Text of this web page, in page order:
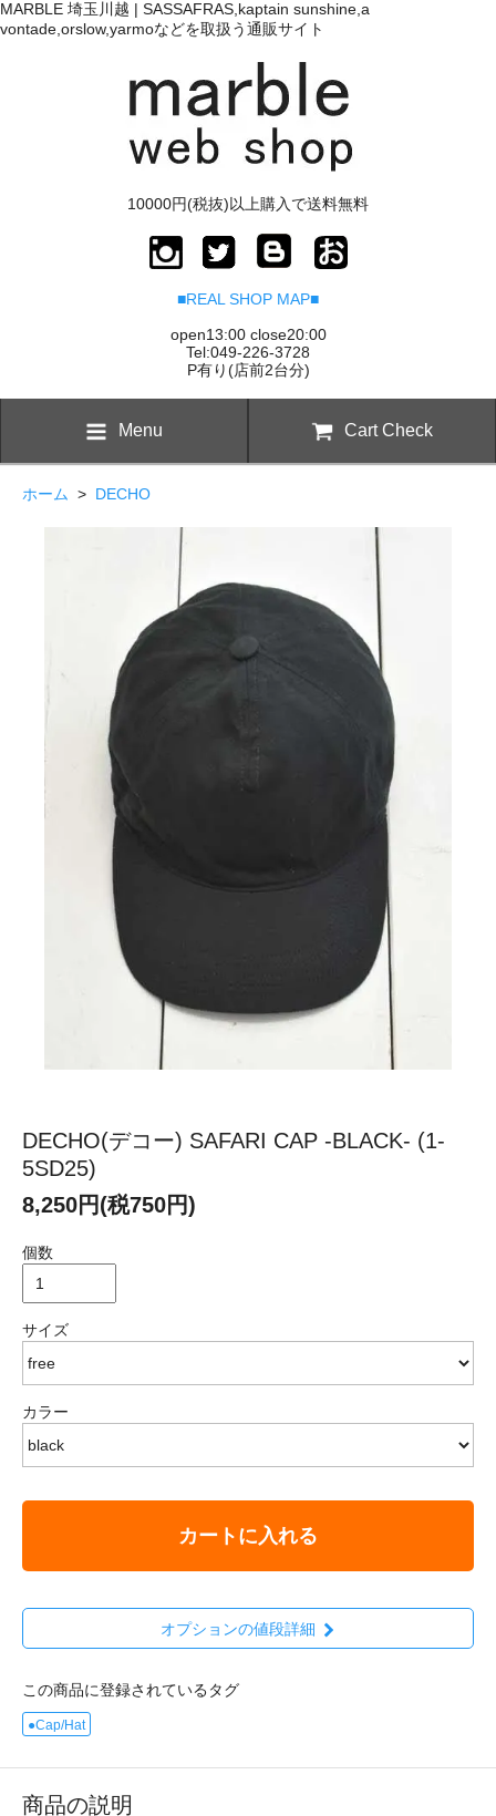
MARBLE 埼玉川越 | SASSAFRAS,kaptain sunshine,a
vontade,orslow,yarmoなどを取扱う通販サイト
10000円(税抜)以上購入で送料無料
■REAL SHOP MAP■
open13:00 close20:00
Tel:049-226-3728
P有り(店前2台分)
Menu Cart Check
ホーム > DECHO
DECHO(デコー) SAFARI CAP -BLACK- (1-
5SD25)
8,250円(税750円)
個数
サイズ
カラー
カートに入れる
オプションの値段詳細
この商品に登録されているタグ
●Cap/Hat
商品の説明